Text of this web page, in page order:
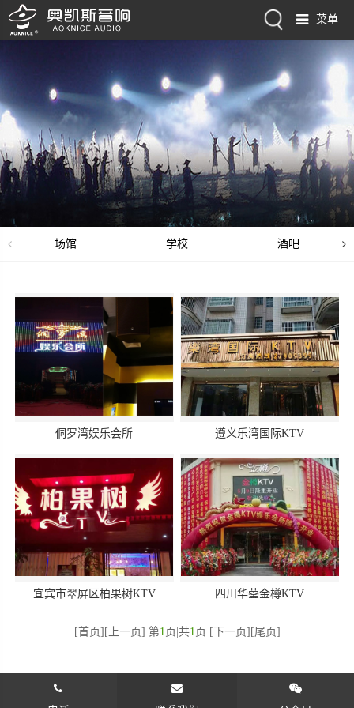
菜单
场馆 学校 酒吧
侗罗湾娱乐会所 遵义乐湾国际KTV
宜宾市翠屏区柏果树KTV 四川华蓥金樽KTV
[首页][上一页] 第1 页|共1 页 [下一页][尾页]